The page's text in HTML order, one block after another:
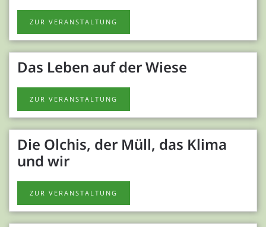
ZUR VERANSTALTUNG
Das Leben auf der Wiese
ZUR VERANSTALTUNG
Die Olchis, der Müll, das Klima
und wir
ZUR VERANSTALTUNG